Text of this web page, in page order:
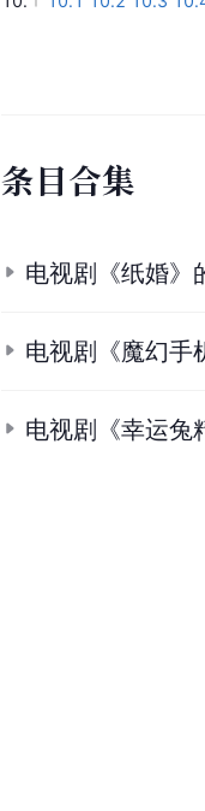
条目合集
电视剧《纸婚》
电视剧《魔幻手
电视剧《幸运兔